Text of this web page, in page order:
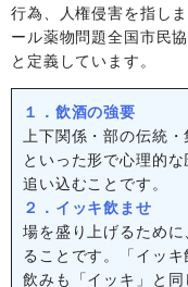
行為、人権侵害を指し
ール薬物問題全国市民
と定義しています。
１．飲酒の強要
上下関係・部の伝統
といった形で心理的
追い込むことです。
２．イッキ飲ませ
場を盛り上げるため
ることです。「イッ
飲みも「イッキ」と同